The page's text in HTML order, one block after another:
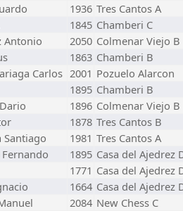
1936 Tres Cantos A
1845 Chamberi C
Antonio 2050 Colmenar Viejo B
1863 Chamberi B
Carlos 2001 Pozuelo Alarcon
1895 Chamberi B
1896 Colmenar Viejo B
1878 Tres Cantos B
Santiago 1981 Tres Cantos A
1895 Casa del Ajedrez
1771 Casa del Ajedrez
1664 Casa del Ajedrez
2084 New Chess C